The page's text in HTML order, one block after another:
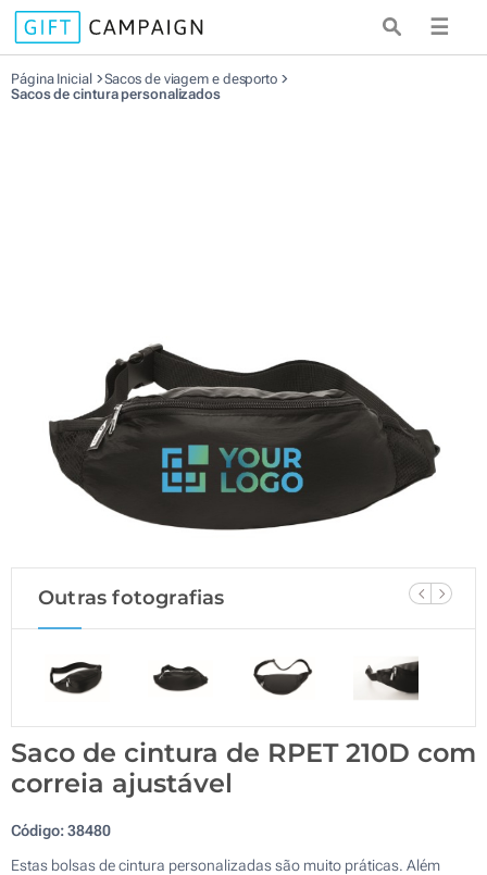
☰
Página Inicial
Sacos de viagem e desporto
Sacos de cintura personalizados
Outras fotografias
Saco de cintura de RPET 210D com
correia ajustável
Código:38480
Estas bolsas de cintura personalizadas são muito práticas. Além